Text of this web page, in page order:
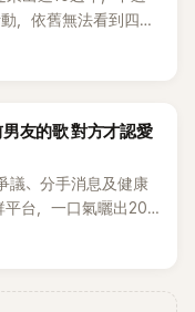
，依舊無法看到四人
將由Jisoo（智秀）、
友的歌 對方才認愛
議、分手消息及健康
台，一口氣曬出20
起照片本身，更引